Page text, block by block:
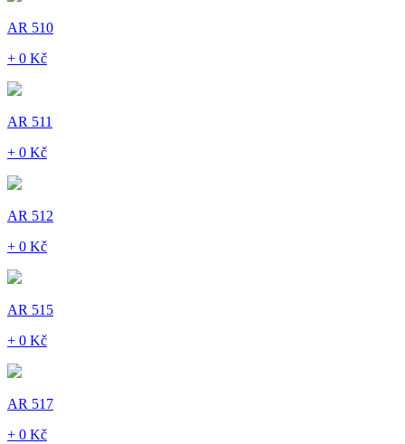
AR 510
+ 0 Kč
AR 511
+ 0 Kč
AR 512
+ 0 Kč
AR 515
+ 0 Kč
AR 517
+ 0 Kč